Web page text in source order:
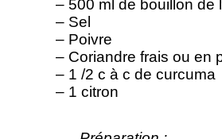
– 500 ml de bouillon de
– Sel
– Poivre
– Coriandre frais ou en
– 1 /2 c à c de curcuma
– 1 citron